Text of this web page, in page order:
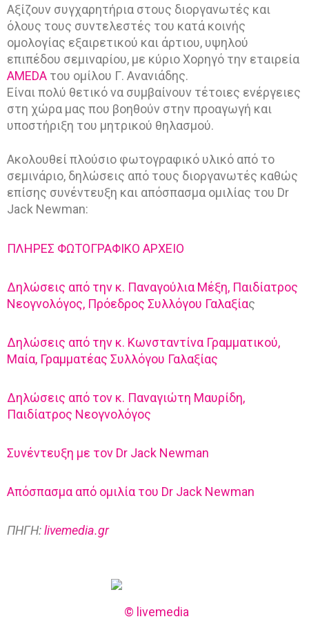
Α
Ξ
Ι
Α
”
μ
τ
ο
ν
r
a
k
N
w
a
Αξίζουν συγχαρητήρια στους διοργανωτές και
όλους τους συντελεστές του κατά κοινής
ομολογίας εξαιρετικού και άρτιου, υψηλού
επιπέδου σεμιναρίου, με κύριο Χορηγό την εταιρεία
AMEDA του ομίλου Γ. Ανανιάδης.
Είναι πολύ θετικό να συμβαίνουν τέτοιες ενέργειες
στη χώρα μας που βοηθούν στην προαγωγή και
υποστήριξη του μητρικού θηλασμού.
Ακολουθεί πλούσιο φωτογραφικό υλικό από το
σεμινάριο, δηλώσεις από τους διοργανωτές καθώς
επίσης συνέντευξη και απόσπασμα ομιλίας του Dr
Jack Newman:
ΠΛΗΡΕΣ ΦΩΤΟΓΡΑΦΙΚΟ ΑΡΧΕΙΟ
Δηλώσεις από την κ. Παναγούλια Μέξη, Παιδίατρος
Νεογνολόγος, Πρόεδρος Συλλόγου Γαλαξίας
Δηλώσεις από την κ. Κωνσταντίνα Γραμματικού,
Μαία, Γραμματέας Συλλόγου Γαλαξίας
Δηλώσεις από τον κ. Παναγιώτη Μαυρίδη,
Παιδίατρος Νεογνολόγος
Συνέντευξη με τον Dr Jack Newman
Απόσπασμα από ομιλία του Dr Jack Newman
ΠΗΓΗ:livemedia.gr
© livemedia